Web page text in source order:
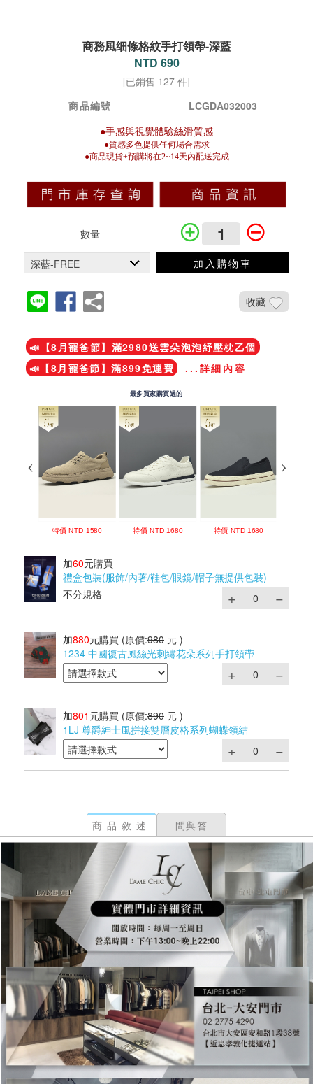
商務風细條格紋手打領帶-深藍
NTD 690
[已銷售 127 件]
商品編號
LCGDA032003
●手感與視覺體驗絲滑質感
●質感多色提供任何場合需求
●商品現貨+預購將在2~14天內配送完成
數量
加入購物車
收藏
📣【8月寵爸節】滿2980送雲朵泡泡紓壓枕乙個
📣【8月寵爸節】滿899免運費
...詳細內容
加60元購買
禮盒包裝(服飾/內著/鞋包/眼鏡/帽子無提供包裝)
不分規格
加880元購買 (原價:980 元 )
1234 中國復古風絲光刺繡花朵系列手打領帶
加801 元購買 (原價:890 元 )
1LJ 尊爵紳士風拼接雙層皮格系列蝴蝶領結
商品敘述 問與答